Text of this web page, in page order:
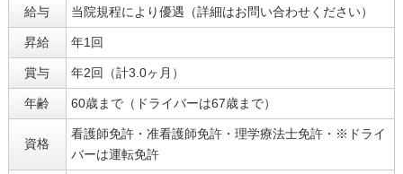
給与 当院規程により優遇（詳細はお問い合わせください）
昇給 年1回
賞与 年2回（計3.0ヶ月）
年齢 60歳まで（ドライバーは67歳まで）
資格
看護師免許・准看護師免許・理学療法士免許・※ドライ
バーは運転免許